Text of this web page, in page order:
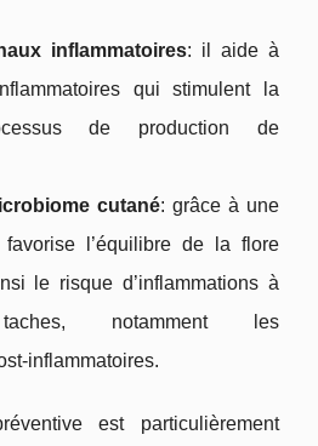
inflammatoires: il aide à
qui stimulent la
de production de
cutané: grâce à une
l’équilibre de la flore
le risque d’inflammations à
notamment les
inflammatoires.
est particulièrement